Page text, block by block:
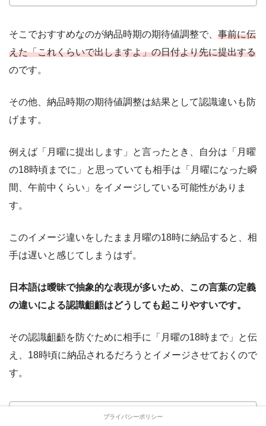
そこでおすすめなのが納品時期の期待値調整で、 事前に伝
えた「これくらいで出しますよ」の日付より先に提出する
のです。
その他、納品時期の期待値調整は結果として認識違いも防
げます。
例えば「月曜に提出します」と言ったとき、自分は「月曜
の18時頃までに」と思っていても相手は「月曜になった瞬
間、午前中くらい」をイメージしている可能性がありま
す。
このイメージ違いをしたまま月曜の18時に納品すると、相
手は遅いと感じてしまうはず。
日本語は曖昧で抽象的な表現が多いため、この言葉の定義
の違いによる認識齟齬はどうしても起こりやすいです。
その認識齟齬を防ぐために相手に「月曜の18時まで」と伝
え、18時頃に納品されるだろうとイメージさせておくので
す。
プライバシーポリシー